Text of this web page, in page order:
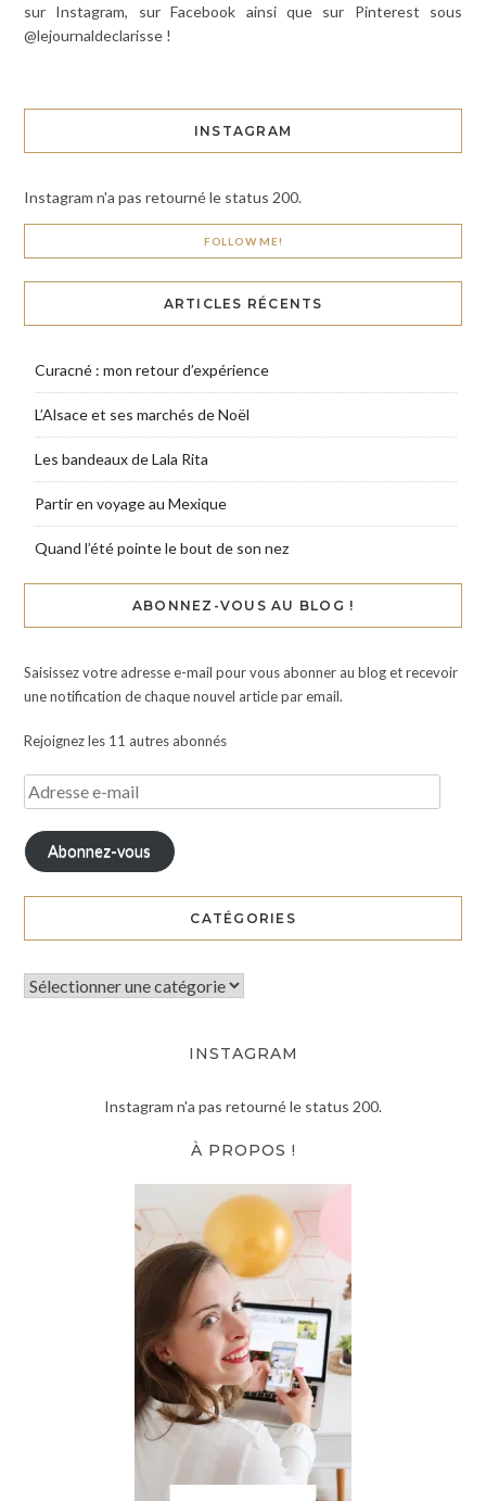
sur Instagram, sur Facebook ainsi que sur Pinterest sous
@lejournaldeclarisse !
INSTAGRAM
Instagram n'a pas retourné le status 200.
FOLLOW ME!
ARTICLES RÉCENTS
Curacné : mon retour d’expérience
L’Alsace et ses marchés de Noël
Les bandeaux de Lala Rita
Partir en voyage au Mexique
Quand l’été pointe le bout de son nez
ABONNEZ-VOUS AU BLOG !
Saisissez votre adresse e-mail pour vous abonner au blog et recevoir
une notification de chaque nouvel article par email.
Rejoignez les 11 autres abonnés
Abonnez-vous
CATÉGORIES
INSTAGRAM
Instagram n'a pas retourné le status 200.
À PROPOS !